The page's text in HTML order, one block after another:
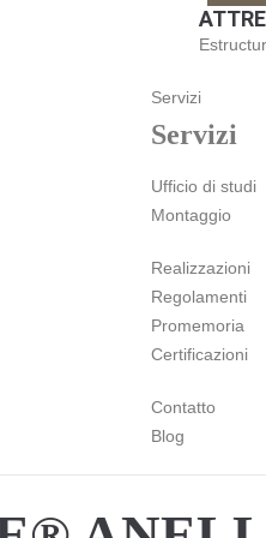
Servizi
Servizi
Ufficio di studi
Montaggio
Realizzazioni
Regolamenti
Promemoria
Certificazioni
Contatto
Blog